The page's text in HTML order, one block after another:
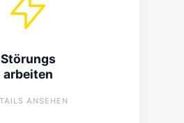
Störungs
arbeiten
ANSEHEN
von Kurzschlüssen
bei Stromausfällen